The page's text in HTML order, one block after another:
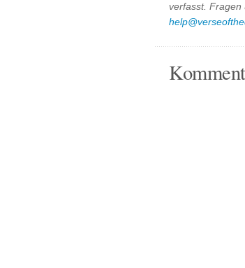
verfasst. Fragen